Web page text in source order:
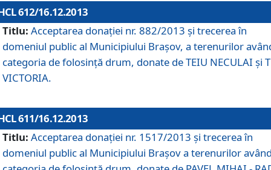
612/16.12.2013
Titlu: Acceptarea donaţiei nr. 882/2013 şi trecerea în
domeniul public al Municipiului Braşov, a terenurilor
categoria de folosinţă drum, donate de TEIU NECULAI şi
VICTORIA.
611/16.12.2013
Titlu: Acceptarea donaţiei nr. 1517/2013 şi trecerea în
domeniul public al Municipiului Braşov a terenurilor